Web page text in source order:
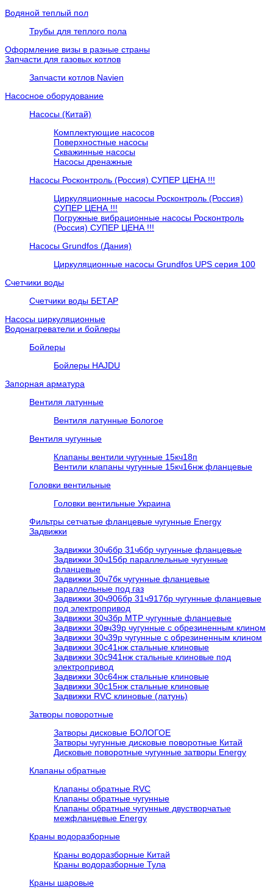
Водяной теплый пол
Трубы для теплого пола
Оформление визы в разные страны
Запчасти для газовых котлов
Запчасти котлов Navien
Насосное оборудование
Насосы (Китай)
Комплектующие насосов
Поверхностные насосы
Скважинные насосы
Насосы дренажные
Насосы Росконтроль (Россия) СУПЕР ЦЕНА !!!
Циркуляционные насосы Росконтроль (Россия)
СУПЕР ЦЕНА !!!
Погружные вибрационные насосы Росконтроль
(Россия) СУПЕР ЦЕНА !!!
Насосы Grundfos (Дания)
Циркуляционные насосы Grundfos UPS серия 100
Счетчики воды
Счетчики воды БЕТАР
Насосы циркуляционные
Водонагреватели и бойлеры
Бойлеры
Бойлеры HAJDU
Запорная арматура
Вентиля латунные
Вентиля латунные Бологое
Вентиля чугунные
Клапаны вентили чугунные 15кч18п
Вентили клапаны чугунные 15кч16нж фланцевые
Головки вентильные
Головки вентильные Украина
Фильтры сетчатые фланцевые чугунные Energy
Задвижки
Задвижки 30ч6бр 31ч6бр чугунные фланцевые
Задвижки 30ч15бр параллельные чугунные
фланцевые
Задвижки 30ч7бк чугунные фланцевые
параллельные под газ
Задвижки 30ч906бр 31ч917бр чугунные фланцевые
под электропривод
Задвижки 30ч3бр МТР чугунные фланцевые
Задвижки 30вч39р чугунные с обрезиненным клином
Задвижки 30ч39р чугунные с обрезиненным клином
Задвижки 30с41нж стальные клиновые
Задвижки 30с941нж стальные клиновые под
электропривод
Задвижки 30с64нж стальные клиновые
Задвижки 30с15нж стальные клиновые
Задвижки RVC клиновые (латунь)
Затворы поворотные
Затворы дисковые БОЛОГОЕ
Затворы чугунные дисковые поворотные Китай
Дисковые поворотные чугунные затворы Energy
Клапаны обратные
Клапаны обратные RVC
Клапаны обратные чугунные
Клапаны обратные чугунные двустворчатые
межфланцевые Energy
Краны водоразборные
Краны водоразборные Китай
Краны водоразборные Тула
Краны шаровые